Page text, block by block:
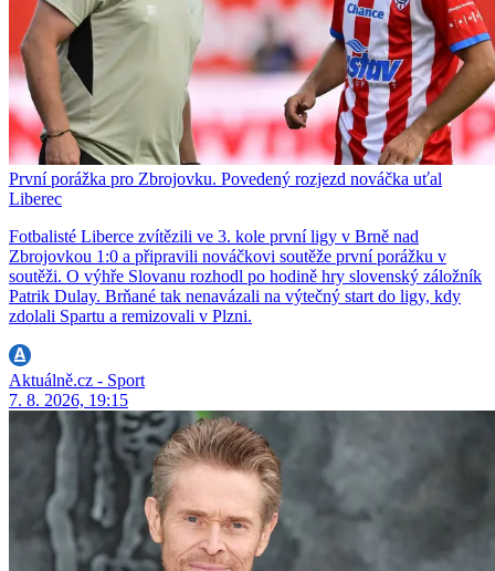
První porážka pro Zbrojovku. Povedený rozjezd nováčka uťal
Liberec
Fotbalisté Liberce zvítězili ve 3. kole první ligy v Brně nad
Zbrojovkou 1:0 a připravili nováčkovi soutěže první porážku v
soutěži. O výhře Slovanu rozhodl po hodině hry slovenský záložník
Patrik Dulay. Brňané tak nenavázali na výtečný start do ligy, kdy
zdolali Spartu a remizovali v Plzni.
Aktuálně.cz - Sport
7. 8. 2026, 19:15